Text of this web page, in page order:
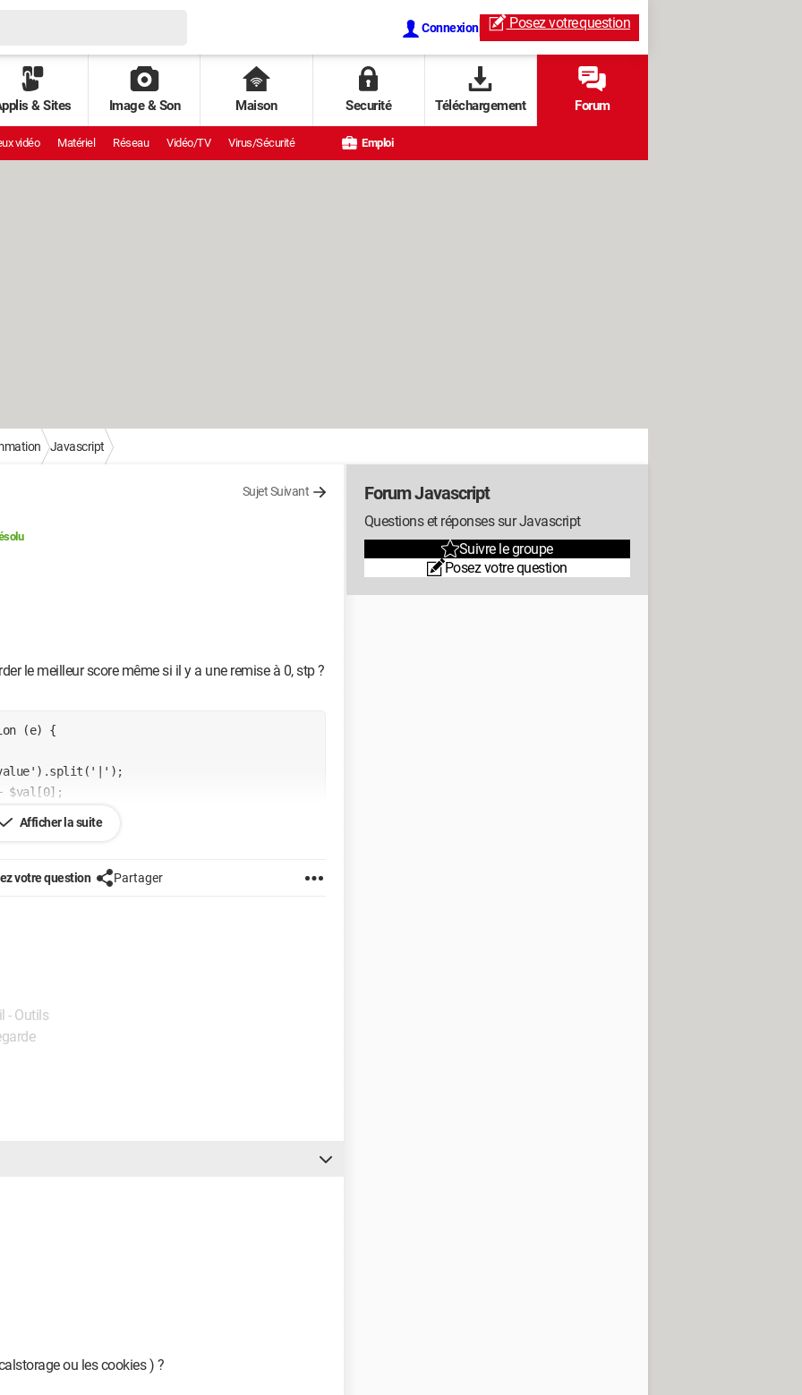
Connexion Posez votrequestion
& Sites Image & Son Maison Securité Téléchargement Forum
vidéo Matériel Réseau Vidéo/TV Virus/Sécurité Emploi
Javascript
Sujet Suivant
le meilleur score même si il y a une remise à 0, stp ?
(e) {
Afficher la suite
votre question Partager
- Outils
ou les cookies ) ?
Forum Javascript
Questions et réponses sur Javascript
Suivre le groupe
Posez votre question